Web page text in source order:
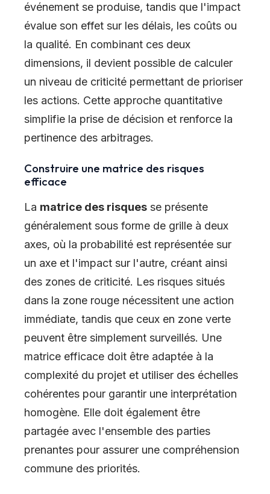
événement se produise, tandis que l'impact
évalue son effet sur les délais, les coûts ou
la qualité. En combinant ces deux
dimensions, il devient possible de calculer
un niveau de criticité permettant de prioriser
les actions. Cette approche quantitative
simplifie la prise de décision et renforce la
pertinence des arbitrages.
Construire une matrice des risques
efficace
La matrice des risques se présente
généralement sous forme de grille à deux
axes, où la probabilité est représentée sur
un axe et l'impact sur l'autre, créant ainsi
des zones de criticité. Les risques situés
dans la zone rouge nécessitent une action
immédiate, tandis que ceux en zone verte
peuvent être simplement surveillés. Une
matrice efficace doit être adaptée à la
complexité du projet et utiliser des échelles
cohérentes pour garantir une interprétation
homogène. Elle doit également être
partagée avec l'ensemble des parties
prenantes pour assurer une compréhension
commune des priorités.